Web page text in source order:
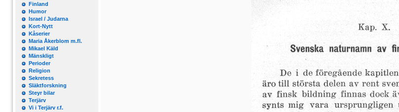
Finland
Humor
Israel / Judarna
Kort-Nytt
Kåserier
Maria Åkerblom m.fl.
Mikael Käld
Mänskligt
Perioder
Religion
Sekretess
Släktforskning
Steyr bilar
Terjärv
Vi i Terjärv r.f.